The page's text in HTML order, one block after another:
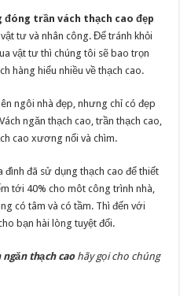
đóng trần vách thạch cao đẹp
tư và nhân công. Để tránh khỏi
vật tư thì chúng tôi sẽ bao trọn
hàng hiểu nhiều về thạch cao.
ngôi nhà đẹp, nhưng chỉ có đẹp
ngăn thạch cao, trần thạch cao,
cao xương nổi và chìm.
đình đã sử dụng thạch cao để thiết
tới 40% cho môt công trình nhà,
có tâm và có tầm. Thì đến với
bạn hài lòng tuyệt đối.
thạch caohãy gọi cho chúng